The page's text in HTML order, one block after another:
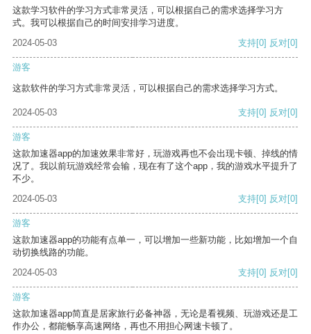
这款学习软件的学习方式非常灵活，可以根据自己的需求选择学习方
式。我可以根据自己的时间安排学习进度。
2024-05-03
支持[0] 反对[0]
游客
这款软件的学习方式非常灵活，可以根据自己的需求选择学习方式。
2024-05-03 支持[0] 反对[0]
游客
这款加速器app的加速效果非常好，玩游戏再也不会出现卡顿、掉线的情
况了。我以前玩游戏经常会输，现在有了这个app，我的游戏水平提升了
不少。
2024-05-03
支持[0] 反对[0]
游客
这款加速器app的功能有点单一，可以增加一些新功能，比如增加一个自
动切换线路的功能。
2024-05-03
支持[0] 反对[0]
游客
这款加速器app简直是居家旅行必备神器，无论是看视频、玩游戏还是工
作办公，都能畅享高速网络，再也不用担心网速卡顿了。